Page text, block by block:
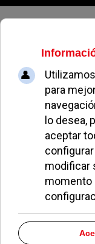
Pozuelo
JULIO NÚÑEZ
Era normal que
alcalde de